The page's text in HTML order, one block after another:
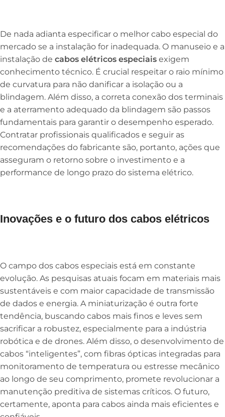
De nada adianta especificar o melhor cabo especial do
mercado se a instalação for inadequada. O manuseio e a
instalação de cabos elétricos especiais exigem
conhecimento técnico. É crucial respeitar o raio mínimo
de curvatura para não danificar a isolação ou a
blindagem. Além disso, a correta conexão dos terminais
e a aterramento adequado da blindagem são passos
fundamentais para garantir o desempenho esperado.
Contratar profissionais qualificados e seguir as
recomendações do fabricante são, portanto, ações que
asseguram o retorno sobre o investimento e a
performance de longo prazo do sistema elétrico.
Inovações e o futuro dos cabos elétricos
O campo dos cabos especiais está em constante
evolução. As pesquisas atuais focam em materiais mais
sustentáveis e com maior capacidade de transmissão
de dados e energia. A miniaturização é outra forte
tendência, buscando cabos mais finos e leves sem
sacrificar a robustez, especialmente para a indústria
robótica e de drones. Além disso, o desenvolvimento de
cabos “inteligentes”, com fibras ópticas integradas para
monitoramento de temperatura ou estresse mecânico
ao longo de seu comprimento, promete revolucionar a
manutenção preditiva de sistemas críticos. O futuro,
certamente, aponta para cabos ainda mais eficientes e